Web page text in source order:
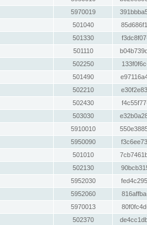
5970019
501040
501330
501110
502250
501490
502210
502430
503030
5910010
5950090
501010
502130
5952030
5952060
5970013
502370